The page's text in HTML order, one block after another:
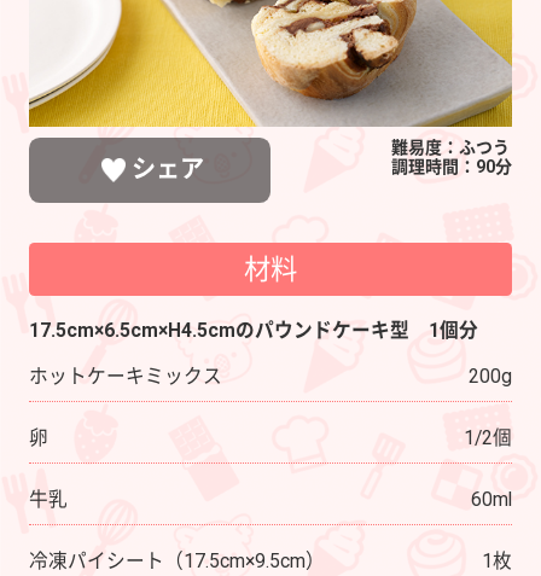
カ
シェア
難易度：ふつう
調理時間：90分
材料
17.5cm×6.5cm×H4.5cmのパウンドケーキ型 1個分
ホットケーキミックス
200g
卵 1/2個
牛乳 60ml
冷凍パイシート（17.5cm×9.5cm） 1枚